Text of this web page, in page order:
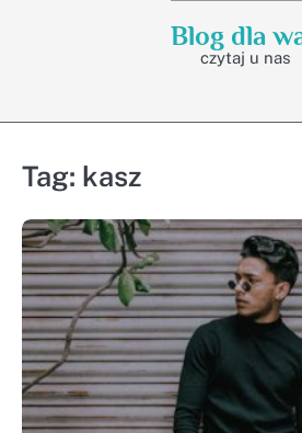
Blog dla
czytaj u nas
Tag: kasz